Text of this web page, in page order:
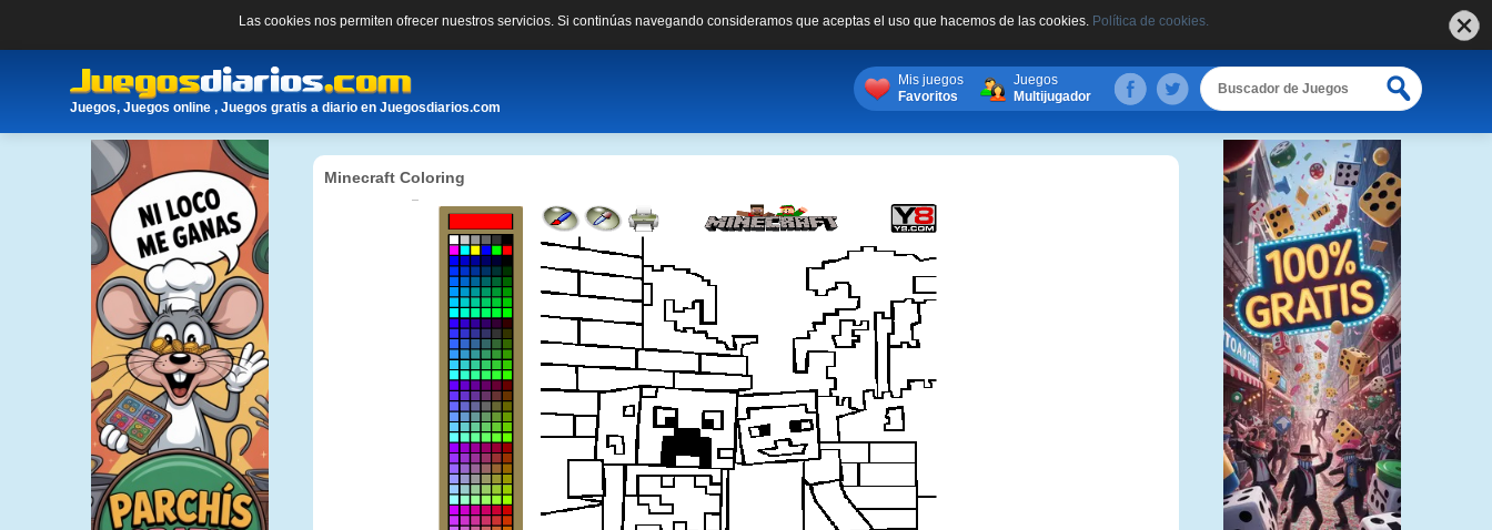
Las cookies nos permiten ofrecer nuestros servicios. Si continúas navegando consideramos que aceptas el uso que hacemos de las cookies. Política de cookies.
Juegos, Juegos online , Juegos gratis a diario en Juegosdiarios.com
Mis juegos
Favoritos
Juegos
Multijugador
Minecraft Coloring